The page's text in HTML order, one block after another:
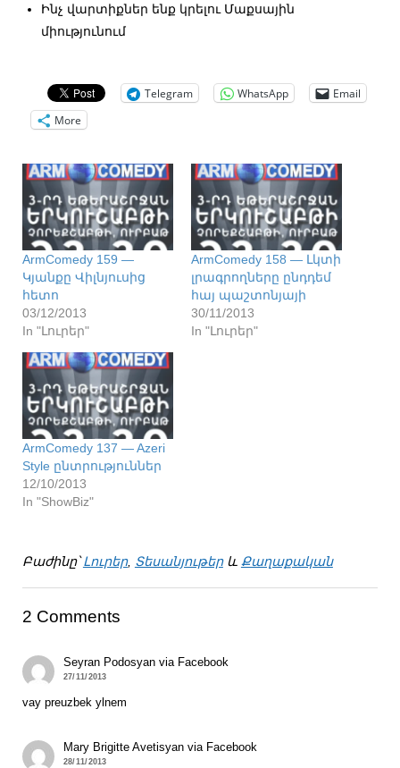
Ինչ վարտիքներ ենք կրելու Մաքսային
միությունում
Telegram WhatsApp
Email
More
ArmComedy 159 —
Կյանքը Վիլնյուսից
հետո
03/12/2013
In "Լուրեր"
ArmComedy 158 — Լկտի
լրագրողները ընդդեմ
հայ պաշտոնյայի
30/11/2013
In "Լուրեր"
ArmComedy 137 — Azeri
Style ընտրություններ
12/10/2013
In "ShowBiz"
Բաժինը՝Լուրեր, Տեսանյութերև Քաղաքական
2 Comments
Seyran Podosyan via Facebook
27/11/2013
vay preuzbek ylnem
Mary Brigitte Avetisyan via Facebook
28/11/2013